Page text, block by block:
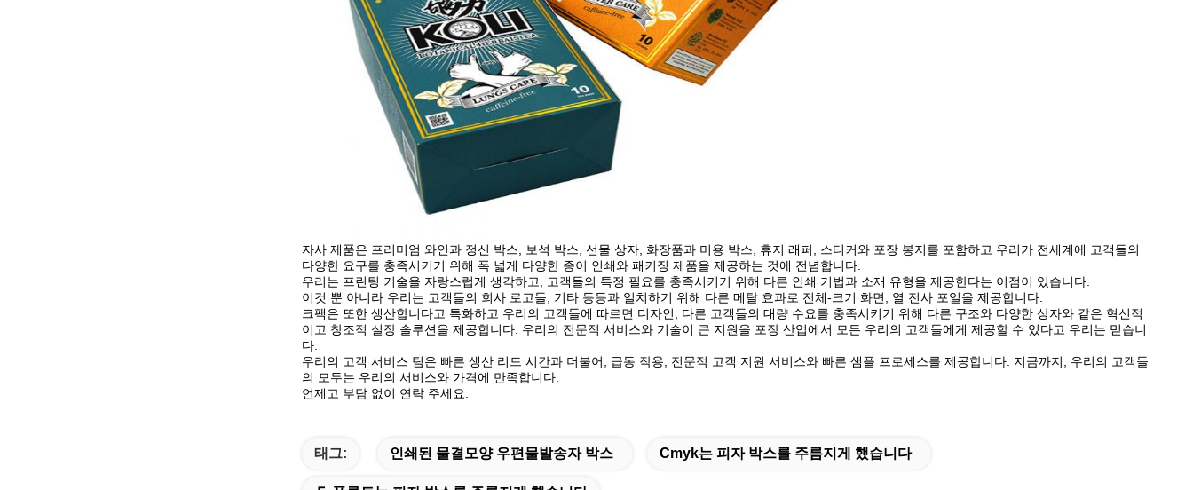
자사 제품은 프리미엄 와인과 정신 박스, 보석 박스, 선물 상자, 화장품과 미용 박스, 휴지 래퍼, 스티커와 포장 봉지를 포함하고 우리가 전세계에 고객들의
다양한 요구를 충족시키기 위해 폭 넓게 다양한 종이 인쇄와 패키징 제품을 제공하는 것에 전념합니다.
우리는 프린팅 기술을 자랑스럽게 생각하고, 고객들의 특정 필요를 충족시키기 위해 다른 인쇄 기법과 소재 유형을 제공한다는 이점이 있습니다.
이것 뿐 아니라 우리는 고객들의 회사 로고들, 기타 등등과 일치하기 위해 다른 메탈 효과로 전체-크기 화면, 열 전사 포일을 제공합니다.
크팩은 또한 생산합니다고 특화하고 우리의 고객들에 따르면 디자인, 다른 고객들의 대량 수요를 충족시키기 위해 다른 구조와 다양한 상자와 같은 혁신적
이고 창조적 실장 솔루션을 제공합니다. 우리의 전문적 서비스와 기술이 큰 지원을 포장 산업에서 모든 우리의 고객들에게 제공할 수 있다고 우리는 믿습니
다.
우리의 고객 서비스 팀은 빠른 생산 리드 시간과 더불어, 급동 작용, 전문적 고객 지원 서비스와 빠른 샘플 프로세스를 제공합니다. 지금까지, 우리의 고객들
의 모두는 우리의 서비스와 가격에 만족합니다.
언제고 부담 없이 연락 주세요.
태그: 인쇄된 물결모양 우편물발송자 박스 Cmyk는 피자 박스를 주름지게 했습니다